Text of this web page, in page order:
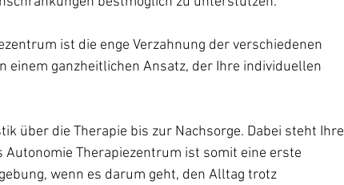
ist die enge Verzahnung der verschiedenen
einem ganzheitlichen Ansatz, der Ihre individuellen
über die Therapie bis zur Nachsorge. Dabei steht Ihre
Therapiezentrum ist somit eine erste
wenn es darum geht, den Alltag trotz